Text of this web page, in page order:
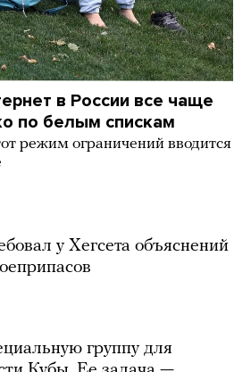
в России все чаще
по белым спискам
режим ограничений вводится
у Хегсета объяснений
группу для